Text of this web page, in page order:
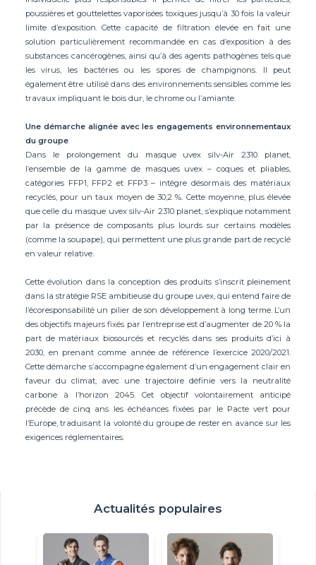
poussières et gouttelettes vaporisées toxiques jusqu’à 30 fois la valeur
limite d’exposition. Cette capacité de filtration élevée en fait une
solution particulièrement recommandée en cas d’exposition à des
substances cancérogènes, ainsi qu’à des agents pathogènes tels que
les virus, les bactéries ou les spores de champignons. Il peut
également être utilisé dans des environnements sensibles comme les
travaux impliquant le bois dur, le chrome ou l’amiante.
Une démarche alignée avec les engagements environnementaux
du groupe
Dans le prolongement du masque uvex silv-Air 2310 planet,
l’ensemble de la gamme de masques uvex – coques et pliables,
catégories FFP1, FFP2 et FFP3 – intègre désormais des matériaux
recyclés, pour un taux moyen de 30,2 %. Cette moyenne, plus élevée
que celle du masque uvex silv-Air 2310 planet, s’explique notamment
par la présence de composants plus lourds sur certains modèles
(comme la soupape), qui permettent une plus grande part de recyclé
en valeur relative.
Cette évolution dans la conception des produits s’inscrit pleinement
dans la stratégie RSE ambitieuse du groupe uvex, qui entend faire de
l’écoresponsabilité un pilier de son développement à long terme. L’un
des objectifs majeurs fixés par l’entreprise est d’augmenter de 20 % la
part de matériaux biosourcés et recyclés dans ses produits d’ici à
2030, en prenant comme année de référence l’exercice 2020/2021.
Cette démarche s’accompagne également d’un engagement clair en
faveur du climat, avec une trajectoire définie vers la neutralité
carbone à l’horizon 2045. Cet objectif volontairement anticipé
précède de cinq ans les échéances fixées par le Pacte vert pour
l’Europe, traduisant la volonté du groupe de rester en avance sur les
exigences réglementaires.
Actualités populaires